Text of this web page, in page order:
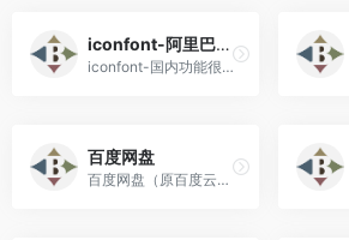
iconfont-阿里巴巴矢量图标库
iconfont-国内功能很强大且图标内容很丰富的矢量图标库，提供矢量图标下载、在线存储、格式转换等功能。阿里巴巴体验团队倾力打造，设计和前端开发的便捷工具。
百度网盘
百度网盘（原百度云）是百度推出的一项云存储服务，已覆盖主流PC和手机操作系统。